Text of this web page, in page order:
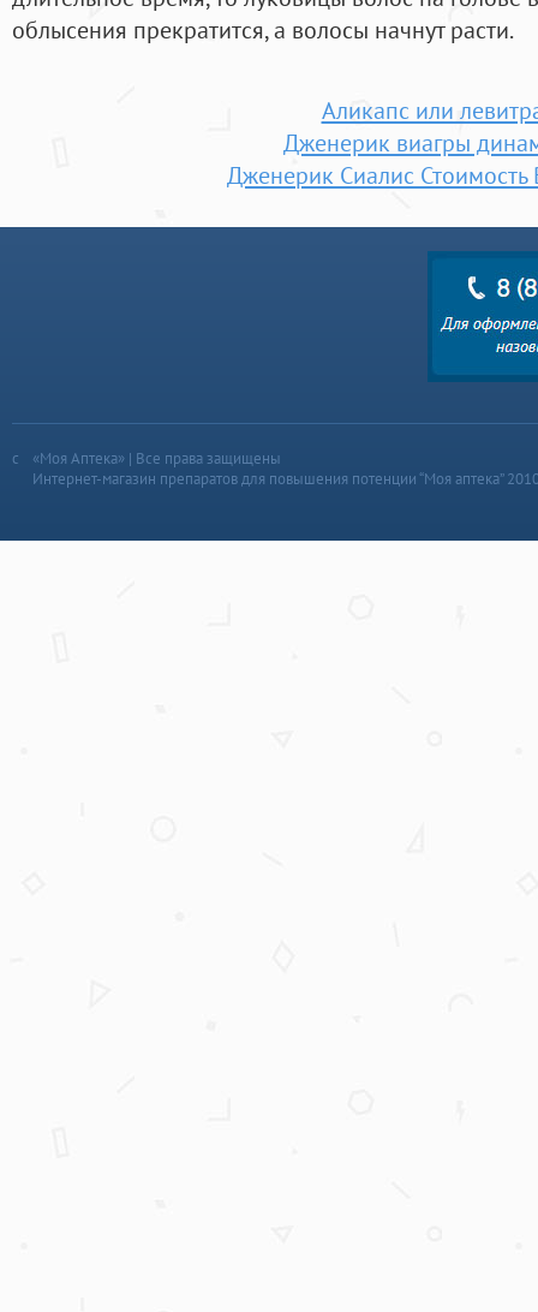
облысения прекратится, а волосы начнут расти.
Аликапс или
Дженерик виагры
Дженерик Сиалис
«Моя Аптека» | Все права защищены
Интернет-магазин препаратов для повышения потенции “Моя аптека”